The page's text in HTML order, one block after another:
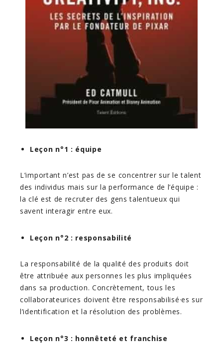
Leçon n°1 : équipe
L’important n’est pas de se concentrer sur le talent
des individus mais sur la performance de l’équipe :
la clé est de recruter des gens talentueux qui
savent interagir entre eux.
Leçon n°2 : responsabilité
La responsabilité de la qualité des produits doit
être attribuée aux personnes les plus impliquées
dans sa production. Concrètement, tous les
collaborateurices doivent être responsabilisé·es sur
l’identification et la résolution des problèmes.
Leçon n°3 : honnêteté et franchise